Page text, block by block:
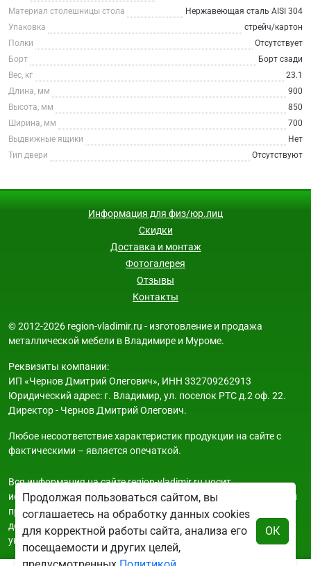
Материал столешницы стола
Нержавеющая сталь AISI 304
Упаковка
стрейч/картон
Полки
Отсутствует
Борт
Борт сзади
Вес, кг
23.1
Длина, мм
900
Высота, мм
850
Ширина, мм
700
Выдвижные ящики
Нет
Тип двери
Отсутствуют
Информация для физ/юр.лиц
Скидки
Доставка и монтаж
Фотогалерея
Отзывы
Контакты
© 2012-2026 region-vladimir.ru - изготовление и продажа
металлической мебели в Владимире и Муроме.
Реквизиты компании:
ИП «Чернов Дмитрий Олегович», ИНН 332709262913
Юридический адрес: г. Владимир, ул. поселок РТС д.2 оф. 22.
Директор - Чернов Дмитрий Олегович.
Любое несоответствие характеристик продукции на сайте с
фактическими – является опечаткой.
Вся информация на сайте region-vladimir.ru носит
исключительно ознакомительный и справочный характер и ни
при каких условиях не является публичной офертой. Всю
дополнительную информацию можно узнать по телефонам
указанным на сайте.
Продолжая пользоваться сайтом, вы
соглашаетесь на обработку данных cookies
для корректной работы сайта, анализа его
посещаемости и других целей,
ОК